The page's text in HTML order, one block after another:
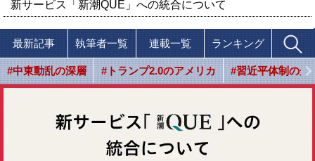
新サービス「新潮QUE」への統合について
最新記事 執筆者一覧 連載一覧 ランキング
#中東動乱の深層 #トランプ2.0のアメリカ #習近平体制の光